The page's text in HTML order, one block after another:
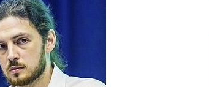
Великомученик Георгий Победоносец. Научись у